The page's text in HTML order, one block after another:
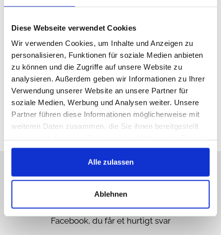
Diese Webseite verwendet Cookies
Wir verwenden Cookies, um Inhalte und Anzeigen zu
personalisieren, Funktionen für soziale Medien anbieten
zu können und die Zugriffe auf unsere Website zu
analysieren. Außerdem geben wir Informationen zu Ihrer
Verwendung unserer Website an unsere Partner für
soziale Medien, Werbung und Analysen weiter. Unsere
Partner führen diese Informationen möglicherweise mit
weiteren Daten zusammen, die Sie ihnen bereitgestellt
gesammelt haben.
Alle zulassen
Ablehnen
1993/1995
Køb nu
alle priser inkl. moms
Undskyld, vi er ikke online
længere, skriv til os!
Ring os op, send en e-mail til os, like os på
Facebook, du får et hurtigt svar